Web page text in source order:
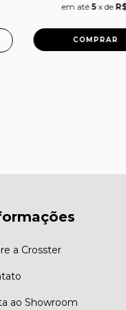
em até5 x de
a Crosster
ao Showroom